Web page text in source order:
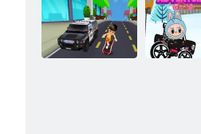
Linksmos vaikų
traukinių
lenktynės
Rogučių